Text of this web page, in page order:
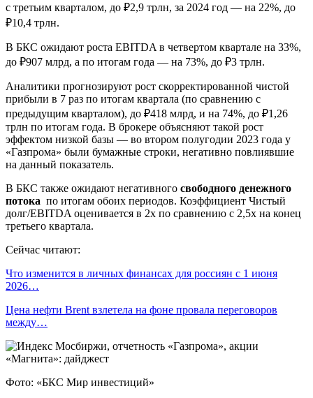
с третьим кварталом, до ₽2,9 трлн, за 2024 год — на 22%, до
₽10,4 трлн.
В БКС ожидают роста EBITDA в четвертом квартале на 33%,
до ₽907 млрд, а по итогам года — на 73%, до ₽3 трлн.
Аналитики прогнозируют рост скорректированной чистой
прибыли в 7 раз по итогам квартала (по сравнению с
предыдущим кварталом), до ₽418 млрд, и на 74%, до ₽1,26
трлн по итогам года. В брокере объясняют такой рост
эффектом низкой базы — во втором полугодии 2023 года у
«Газпрома» были бумажные строки, негативно повлиявшие
на данный показатель.
В БКС также ожидают негативного свободного денежного
потока по итогам обоих периодов. Коэффициент Чистый
долг/EBITDA оценивается в 2х по сравнению с 2,5х на конец
третьего квартала.
Сейчас читают:
Что изменится в личных финансах для россиян с 1 июня
2026…
Цена нефти Brent взлетела на фоне провала переговоров
между…
Фото: «БКС Мир инвестиций»